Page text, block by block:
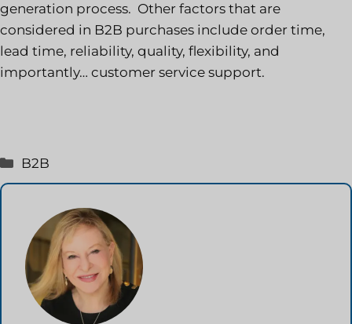
generation process. Other factors that are
considered in B2B purchases include order time,
lead time, reliability, quality, flexibility, and
importantly… customer service support.
Categorie
B2B